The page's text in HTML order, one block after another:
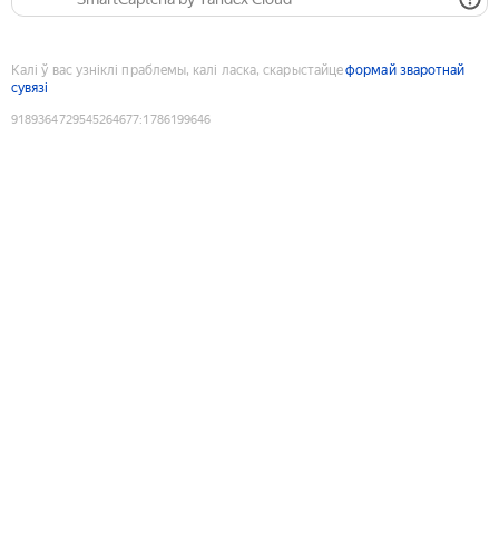
Калі ў вас узніклі праблемы, калі ласка, скарыстайцеформай зваротнай
сувязі
9189364729545264677:1786199646